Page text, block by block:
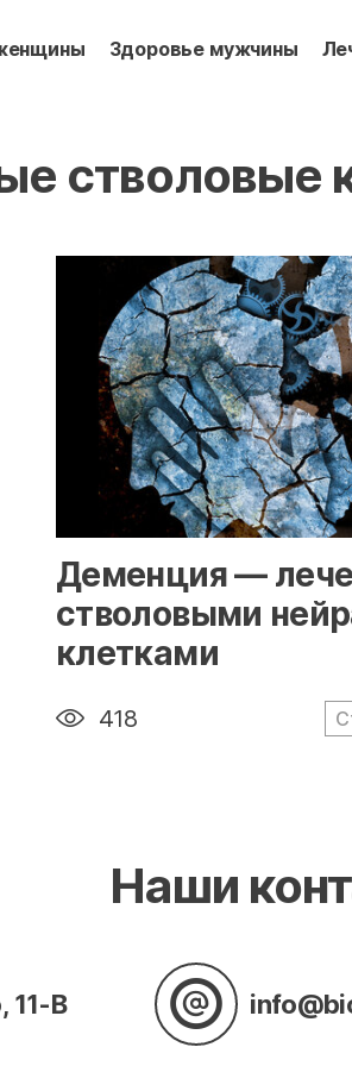
Здоровье мужчины
стволовые
" alt="loading" class="img-
Деменция —
стволовыми
клетками
418
Наши
11-В